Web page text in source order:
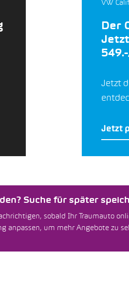
Suche für später
sobald Ihr Traumauto
anpassen, um mehr Angebote zu
VW
Der
Jetzt
Jetzt
Jetzt